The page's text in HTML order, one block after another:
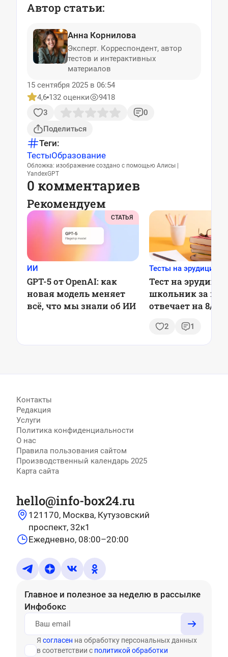
Автор статьи:
Анна Корнилова
Эксперт. Корреспондент, автор
тестов и интерактивных
материалов
15 сентября 2025 в 06:54
4,6 132 оценки
9418
3
0
Поделиться
Теги:
ТестыОбразование
Обложка: изображение создано с помощью Алисы |
YandexGPT
0 комментариев
Рекомендуем
СТАТЬЯ
ИИ
GPT-5 от OpenAI: как
новая модель меняет
всё, что мы знали об ИИ
Тесты на эрудицию
Тест на
школьник за
отвечает на 8/8,
2 1
Контакты
Редакция
Услуги
Политика конфиденциальности
О нас
Правила пользования сайтом
Производственный календарь 2025
Карта сайта
hello@info-box24.ru
121170, Москва, Кутузовский
проспект, 32к1
Ежедневно, 08:00–20:00
Главное и полезное за неделю в рассылке
Инфобокс
Я согласен на обработку персональных данных
в соответствии с политикой обработки